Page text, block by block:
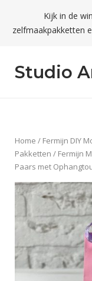
content
Kijk in de
zelfmaakpakketten
Studio
Home / Fermijn DIY
Pakketten / Fermijn
Paars met